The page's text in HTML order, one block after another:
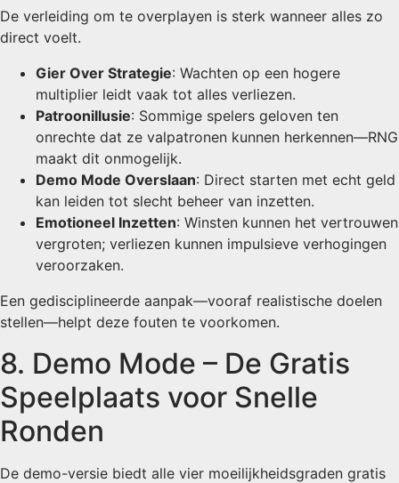
De verleiding om te overplayen is sterk wanneer alles zo
direct voelt.
Gier Over Strategie: Wachten op een hogere
multiplier leidt vaak tot alles verliezen.
Patroonillusie: Sommige spelers geloven ten
onrechte dat ze valpatronen kunnen herkennen—RNG
maakt dit onmogelijk.
Demo Mode Overslaan: Direct starten met echt geld
kan leiden tot slecht beheer van inzetten.
Emotioneel Inzetten: Winsten kunnen het vertrouwen
vergroten; verliezen kunnen impulsieve verhogingen
veroorzaken.
Een gedisciplineerde aanpak—vooraf realistische doelen
stellen—helpt deze fouten te voorkomen.
8. Demo Mode – De Gratis
Speelplaats voor Snelle
Ronden
De demo-versie biedt alle vier moeilijkheidsgraden gratis